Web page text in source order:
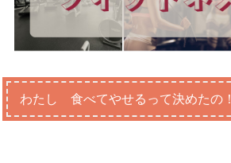
わたし 食べてやせるって決めたの！